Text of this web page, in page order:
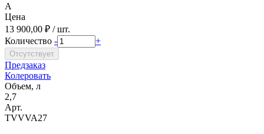
A
Цена
13 900,00 ₽ / шт.
Количество - +
Предзаказ
Колеровать
Объем, л
2,7
Арт.
TVVVA27